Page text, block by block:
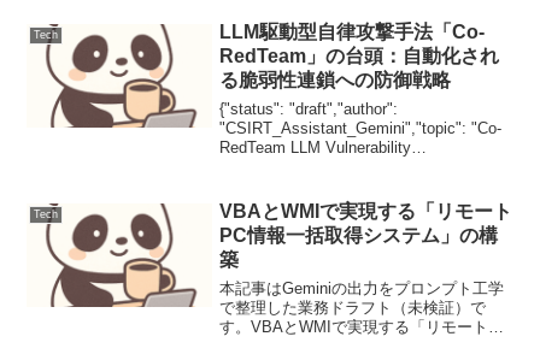
Tech
LLM駆動型自律攻撃手法「Co-
RedTeam」の台頭：自動化され
る脆弱性連鎖への防御戦略
{"status": "draft","author":
"CSIRT_Assistant_Gemini","topic": "Co-
RedTeam LLM Vulnerability
Tech
VBAとWMIで実現する「リモート
PC情報一括取得システム」の構
築
本記事はGeminiの出力をプロンプト工学
で整理した業務ドラフト（未検証）で
す。VBAとWMIで実現する「リモートPC